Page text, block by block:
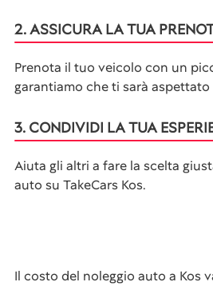
2. ASSICURA LA TUA
Prenota il tuo veicolo con un
garantiamo che ti sarà aspettato
3. CONDIVIDI LA TUA
Aiuta gli altri a fare la scelta
auto su TakeCars Kos.
Il costo del noleggio auto a Kos